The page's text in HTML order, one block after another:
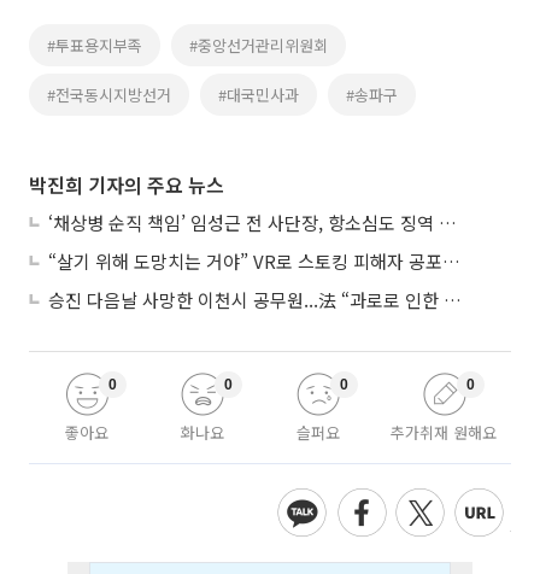
#투표용지부족 #중앙선거관리위원회
#전국동시지방선거 #대국민사과 #송파구
박진희 기자의 주요 뉴스
‘채상병 순직 책임’ 임성근 전 사단장, 항소심도 징역 3년
“살기 위해 도망치는 거야” VR로 스토킹 피해자 공포 마주한 수형자들
승진 다음날 사망한 이천시 공무원...法 “과로로 인한 순직”
좋아요
0
화나요
0
슬퍼요
0
추가취재 원해요
0